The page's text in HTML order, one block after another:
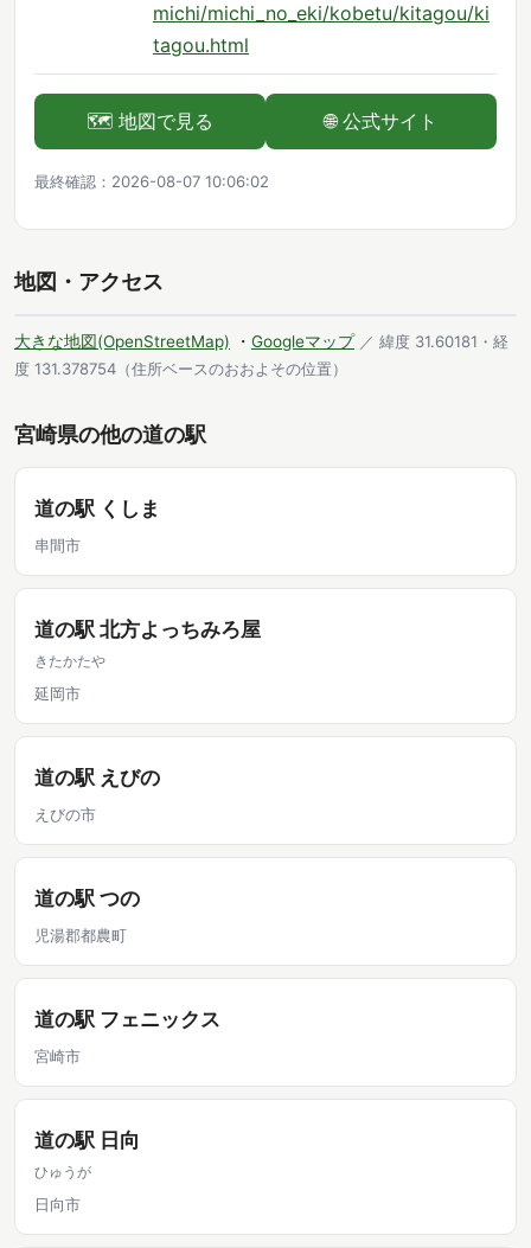
michi/michi_no_eki/kobetu/kitagou/ki
tagou.html
🗺️ 地図で見る 🌐 公式サイト
最終確認：2026-08-07 10:06:02
地図・アクセス
大きな地図(OpenStreetMap) ・ Googleマップ ／ 緯度 31.60181・経
度 131.378754（住所ベースのおおよその位置）
宮崎県の他の道の駅
道の駅 くしま
串間市
道の駅 北方よっちみろ屋
きたかたや
延岡市
道の駅 えびの
えびの市
道の駅 つの
児湯郡都農町
道の駅 フェニックス
宮崎市
道の駅 日向
ひゅうが
日向市